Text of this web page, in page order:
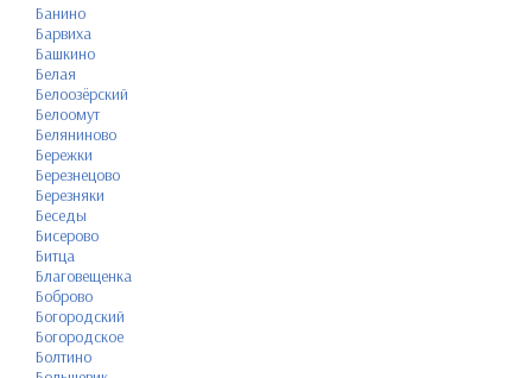
Банино
Барвиха
Башкино
Белая
Белоозёрский
Белоомут
Беляниново
Бережки
Березнецово
Березняки
Беседы
Бисерово
Битца
Благовещенка
Боброво
Богородский
Богородское
Болтино